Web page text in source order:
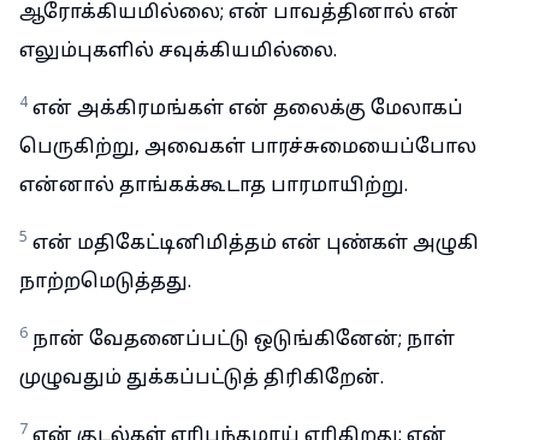
ஆரோக்கியமில்லை; என் பாவத்தினால் என்
எலும்புகளில் சவுக்கியமில்லை.
4 என் அக்கிரமங்கள் என் தலைக்கு மேலாகப்
பெருகிற்று, அவைகள் பாரச்சுமையைப்போல
என்னால் தாங்கக்கூடாத பாரமாயிற்று.
5 என் மதிகேட்டினிமித்தம் என் புண்கள் அழுகி
நாற்றமெடுத்தது.
6 நான் வேதனைப்பட்டு ஒடுங்கினேன்; நாள்
முழுவதும் துக்கப்பட்டுத் திரிகிறேன்.
7